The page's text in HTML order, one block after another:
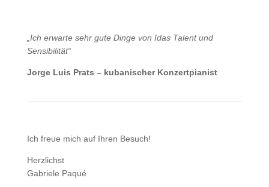
„Ich erwarte sehr gute Dinge von Idas Talent und
Sensibilität“
Jorge Luis Prats – kubanischer Konzertpianist
Ich freue mich auf Ihren Besuch!
Herzlichst
Gabriele Paqué